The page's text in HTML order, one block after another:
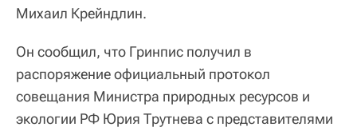
Михаил Крейндлин.
Он сообщил, что Гринпис получил в
распоряжение официальный протокол
совещания Министра природных ресурсов и
экологии РФ Юрия Трутнева с представителями